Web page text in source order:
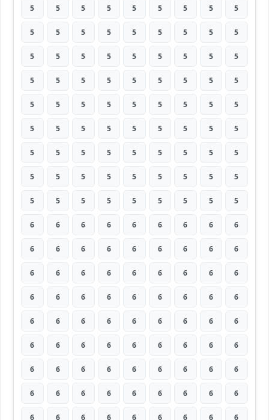
5 5 5 5 5 5 5 5 5
5 5 5 5 5 5 5 5 5
5 5 5 5 5 5 5 5 5
5 5 5 5 5 5 5 5 5
5 5 5 5 5 5 5 5 5
5 5 5 5 5 5 5 5 5
5 5 5 5 5 5 5 5 5
5 5 5 5 5 5 5 5 5
5 5 5 5 5 5 5 5 5
6 6 6 6 6 6 6 6 6
6 6 6 6 6 6 6 6 6
6 6 6 6 6 6 6 6 6
6 6 6 6 6 6 6 6 6
6 6 6 6 6 6 6 6 6
6 6 6 6 6 6 6 6 6
6 6 6 6 6 6 6 6 6
6 6 6 6 6 6 6 6 6
6 6 6 6 6 6 6 6 6